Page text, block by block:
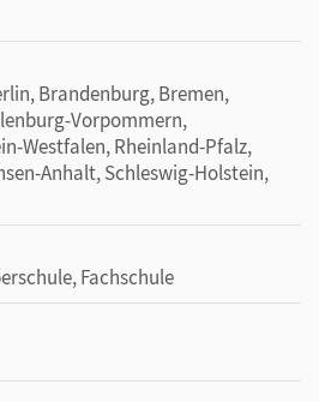
Brandenburg, Bremen,
Vorpommern,
Westfalen, Rheinland-Pfalz,
Anhalt, Schleswig-Holstein,
Fachschule